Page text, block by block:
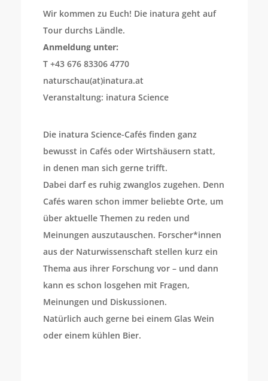
Wir kommen zu Euch! Die inatura geht auf
Tour durchs Ländle.
Anmeldung unter:
T +43 676 83306 4770
naturschau(at)inatura.at
Veranstaltung: inatura Science
Die inatura Science-Cafés finden ganz
bewusst in Cafés oder Wirtshäusern statt,
in denen man sich gerne trifft.
Dabei darf es ruhig zwanglos zugehen. Denn
Cafés waren schon immer beliebte Orte, um
über aktuelle Themen zu reden und
Meinungen auszutauschen. Forscher*innen
aus der Naturwissenschaft stellen kurz ein
Thema aus ihrer Forschung vor – und dann
kann es schon losgehen mit Fragen,
Meinungen und Diskussionen.
Natürlich auch gerne bei einem Glas Wein
oder einem kühlen Bier.